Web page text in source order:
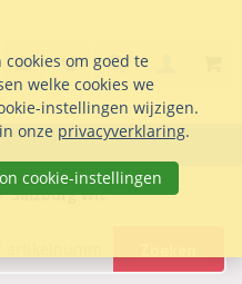
info@seltmann-
Stel uw vraag
085 76 07 000
Search
Salzburg wit
om goed te
welke cookies we
instellingen wijzigen.
onze privacyverklaring.
cookie-instellingen